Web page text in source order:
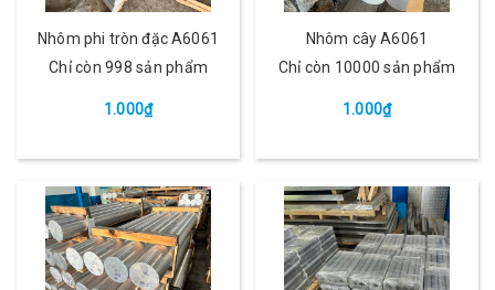
Nhôm phi tròn đặc A6061
Chỉ còn 998 sản phẩm
1.000₫
Nhôm cây A6061
Chỉ còn 10000 sản phẩm
1.000₫